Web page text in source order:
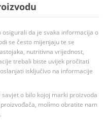
da je svaka informacija o
se često mijenjaju te se
nutritivna vrijednost,
trebali biste uvijek pročitati
isključivo na informacije
o bilo kojoj marki proizvoda
molimo obratite nam